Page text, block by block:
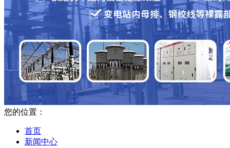
您的位置：
首页
新闻中心